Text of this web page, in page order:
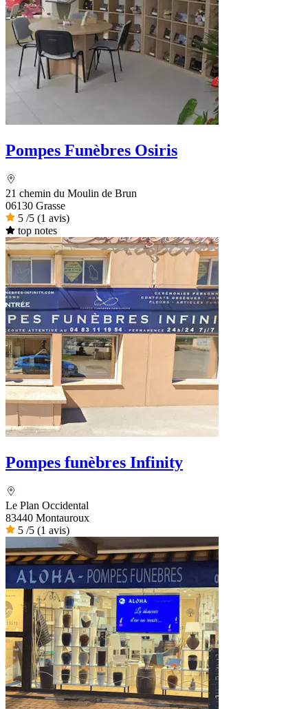
Pompes Funèbres Osiris
21 chemin du Moulin de Brun
06130 Grasse
5 /5 (1 avis)
top notes
Pompes funèbres Infinity
Le Plan Occidental
83440 Montauroux
5 /5 (1 avis)